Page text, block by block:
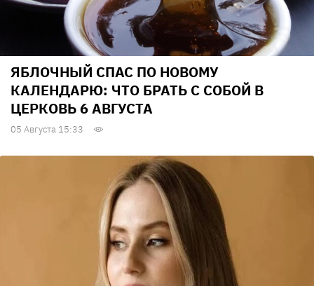
ЯБЛОЧНЫЙ СПАС ПО НОВОМУ
КАЛЕНДАРЮ: ЧТО БРАТЬ С СОБОЙ В
ЦЕРКОВЬ 6 АВГУСТА
05 Августа 15:33